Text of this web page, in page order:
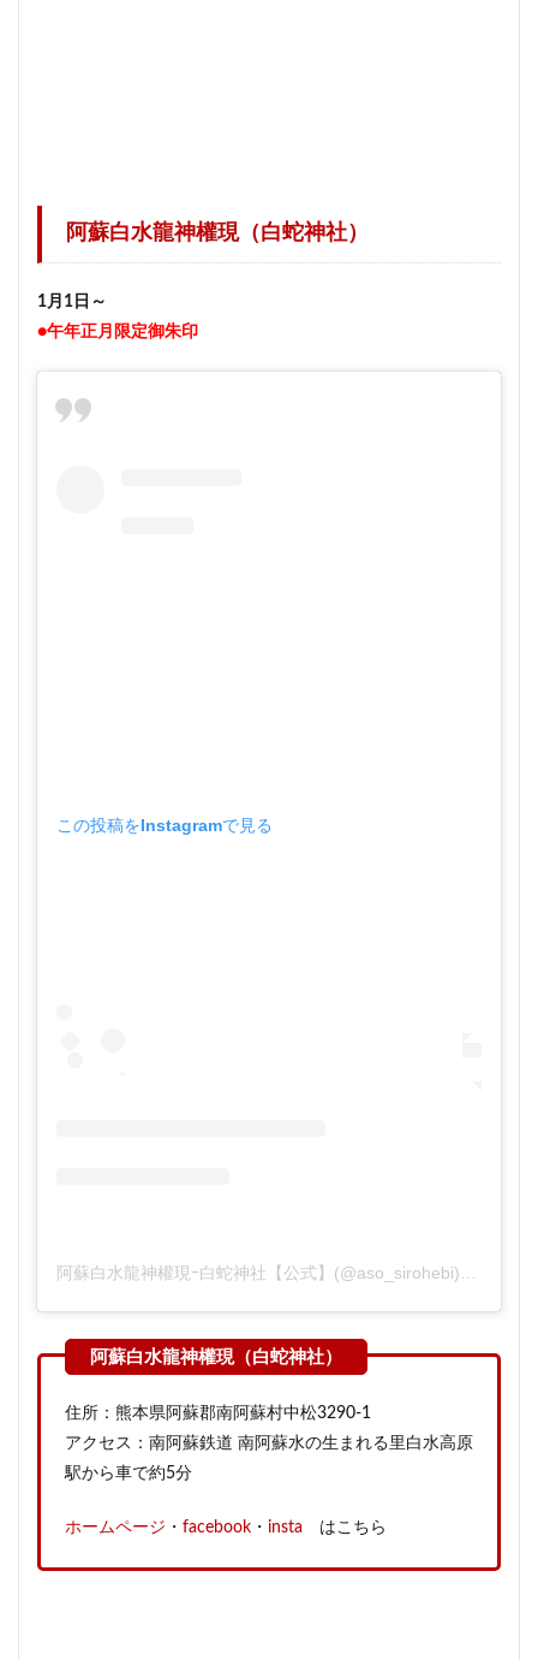
阿蘇白水龍神權現（白蛇神社）
1月1日～
●午年正月限定御朱印
この投稿をInstagramで見る
住所：熊本県阿蘇郡南阿蘇村中松3290-1
アクセス：南阿蘇鉄道 南阿蘇水の生まれる里白水高原
駅から車で約5分
ホームページ ・ facebook ・ insta はこちら